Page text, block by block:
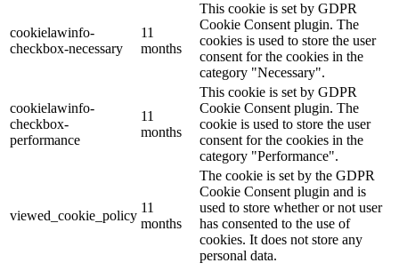
cookielawinfo-
checkbox-necessary
11
months
This cookie is set by GDPR
Cookie Consent plugin. The
cookies is used to store the user
consent for the cookies in the
category "Necessary".
cookielawinfo-
checkbox-
performance
11
months
This cookie is set by GDPR
Cookie Consent plugin. The
cookie is used to store the user
consent for the cookies in the
category "Performance".
viewed_cookie_policy
11
months
The cookie is set by the GDPR
Cookie Consent plugin and is
used to store whether or not user
has consented to the use of
cookies. It does not store any
personal data.